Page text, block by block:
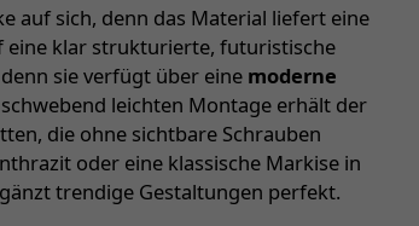
auf sich, denn das Material liefert eine
eine klar strukturierte, futuristische
sie verfügt über eine moderne
leichten Montage erhält der
die ohne sichtbare Schrauben
oder eine klassische Markise in
trendige Gestaltungen perfekt.